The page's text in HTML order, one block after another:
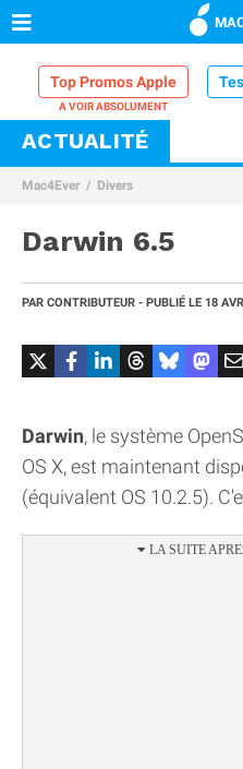
Top Promos Apple
VPN Mac
Comparatif iPhone
ACTUALITÉ
Mac4Ever Divers
Darwin 6.5
PAR CONTRIBUTEUR - PUBLIÉ LE 18
Darwin, le système
OS X, est maintenant
(équivalent OS 10.2.5).